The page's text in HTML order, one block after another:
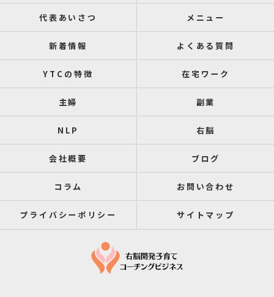
代表あいさつ メニュー
新着情報 よくある質問
YTCの特徴 在宅ワーク
主婦 副業
NLP 右脳
会社概要 ブログ
コラム お問い合わせ
プライバシーポリシー サイトマップ